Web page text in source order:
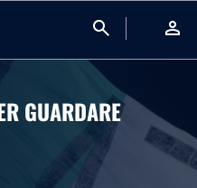
search person
GUARDARE